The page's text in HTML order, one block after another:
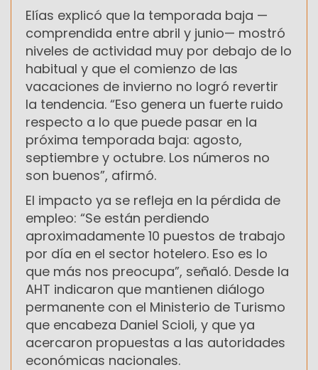
Elías explicó que la temporada baja —
comprendida entre abril y junio— mostró
niveles de actividad muy por debajo de lo
habitual y que el comienzo de las
vacaciones de invierno no logró revertir
la tendencia. “Eso genera un fuerte ruido
respecto a lo que puede pasar en la
próxima temporada baja: agosto,
septiembre y octubre. Los números no
son buenos”, afirmó.
El impacto ya se refleja en la pérdida de
empleo: “Se están perdiendo
aproximadamente 10 puestos de trabajo
por día en el sector hotelero. Eso es lo
que más nos preocupa”, señaló. Desde la
AHT indicaron que mantienen diálogo
permanente con el Ministerio de Turismo
que encabeza Daniel Scioli, y que ya
acercaron propuestas a las autoridades
económicas nacionales.